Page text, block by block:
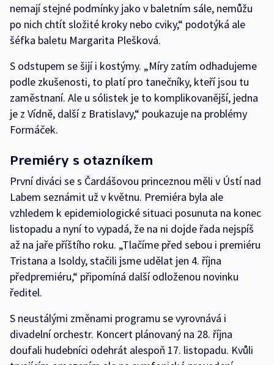
nemají stejné podmínky jako v baletním sále, nemůžu
po nich chtít složité kroky nebo cviky,“ podotýká ale
šéfka baletu Margarita Plešková.
S odstupem se šijí i kostýmy. „Míry zatím odhadujeme
podle zkušenosti, to platí pro tanečníky, kteří jsou tu
zaměstnaní. Ale u sólistek je to komplikovanější, jedna
je z Vídně, další z Bratislavy,“ poukazuje na problémy
Formáček.
Premiéry s otazníkem
První diváci se s Čardášovou princeznou měli v Ústí nad
Labem seznámit už v květnu. Premiéra byla ale
vzhledem k epidemiologické situaci posunuta na konec
listopadu a nyní to vypadá, že na ni dojde řada nejspíš
až na jaře příštího roku. „Tlačíme před sebou i premiéru
Tristana a Isoldy, stačili jsme udělat jen 4. října
předpremiéru,“ připomíná další odloženou novinku
ředitel.
S neustálými změnami programu se vyrovnává i
divadelní orchestr. Koncert plánovaný na 28. října
doufali hudebníci odehrát alespoň 17. listopadu. Kvůli